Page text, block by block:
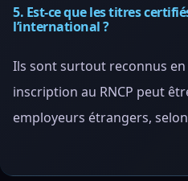
5. Est-ce que les titres
l’international ?
Ils sont surtout reconnus en
inscription au RNCP peut
employeurs étrangers,